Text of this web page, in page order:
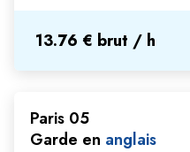
13.76 € brut / h
Paris 05
Garde en anglais